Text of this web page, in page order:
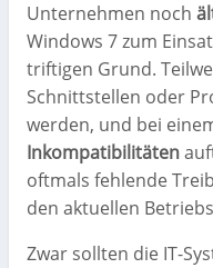
Unternehmen noch
Windows 7 zum
triftigen Grund.
Schnittstellen oder
werden, und bei
Inkompatibilitäten
oftmals fehlende
den aktuellen
Zwar sollten die IT-